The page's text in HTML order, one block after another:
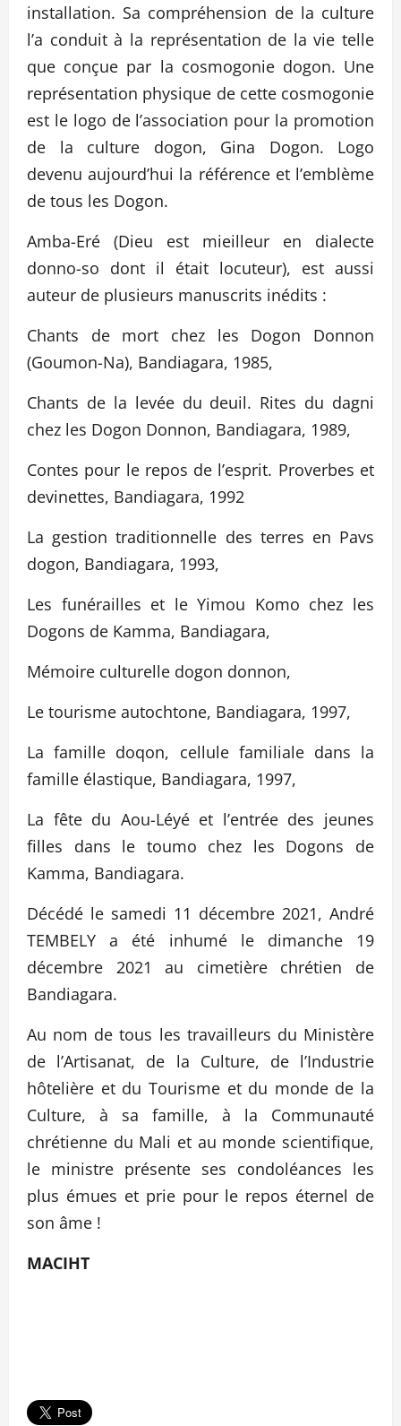
installation. Sa compréhension de la culture
l’a conduit à la représentation de la vie telle
que conçue par la cosmogonie dogon. Une
représentation physique de cette cosmogonie
est le logo de l’association pour la promotion
de la culture dogon, Gina Dogon. Logo
devenu aujourd’hui la référence et l’emblème
de tous les Dogon.
Amba-Eré (Dieu est mieilleur en dialecte
donno-so dont il était locuteur), est aussi
auteur de plusieurs manuscrits inédits :
Chants de mort chez les Dogon Donnon
(Goumon-Na), Bandiagara, 1985,
Chants de la levée du deuil. Rites du dagni
chez les Dogon Donnon, Bandiagara, 1989,
Contes pour le repos de l’esprit. Proverbes et
devinettes, Bandiagara, 1992
La gestion traditionnelle des terres en Pavs
dogon, Bandiagara, 1993,
Les funérailles et le Yimou Komo chez les
Dogons de Kamma, Bandiagara,
Mémoire culturelle dogon donnon,
Le tourisme autochtone, Bandiagara, 1997,
La famille doqon, cellule familiale dans la
famille élastique, Bandiagara, 1997,
La fête du Aou-Léyé et l’entrée des jeunes
filles dans le toumo chez les Dogons de
Kamma, Bandiagara.
Décédé le samedi 11 décembre 2021, André
TEMBELY a été inhumé le dimanche 19
décembre 2021 au cimetière chrétien de
Bandiagara.
Au nom de tous les travailleurs du Ministère
de l’Artisanat, de la Culture, de l’Industrie
hôtelière et du Tourisme et du monde de la
Culture, à sa famille, à la Communauté
chrétienne du Mali et au monde scientifique,
le ministre présente ses condoléances les
plus émues et prie pour le repos éternel de
son âme !
MACIHT